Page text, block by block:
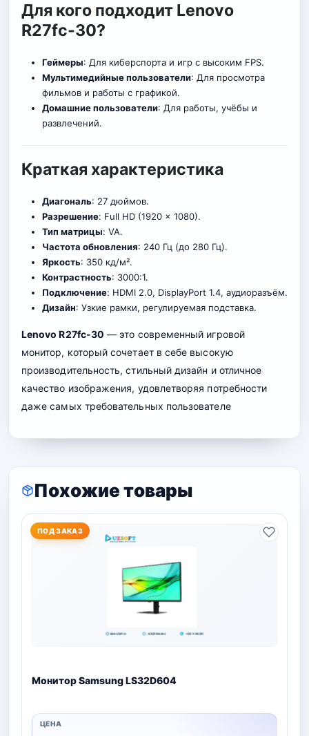
Для кого подходит Lenovo
R27fc-30?
Геймеры: Для киберспорта и игр с высоким FPS.
Мультимедийные пользователи: Для просмотра
фильмов и работы с графикой.
Домашние пользователи: Для работы, учёбы и
развлечений.
Краткая характеристика
Диагональ: 27 дюймов.
Разрешение: Full HD (1920 x 1080).
Тип матрицы: VA.
Частота обновления: 240 Гц (до 280 Гц).
Яркость: 350 кд/м².
Контрастность: 3000:1.
Подключение: HDMI 2.0, DisplayPort 1.4, аудиоразъём.
Дизайн: Узкие рамки, регулируемая подставка.
Lenovo R27fc-30 — это современный игровой
монитор, который сочетает в себе высокую
производительность, стильный дизайн и отличное
качество изображения, удовлетворяя потребности
даже самых требовательных пользователе
Похожие товары
ПОД ЗАКАЗ
Монитор Samsung LS32D604